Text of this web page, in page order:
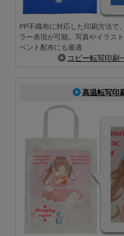
PP不織布に対応した印刷方法で
ラー表現が可能。写真やイラス
ベント配布にも最適
コピー転写印刷
高温転写印